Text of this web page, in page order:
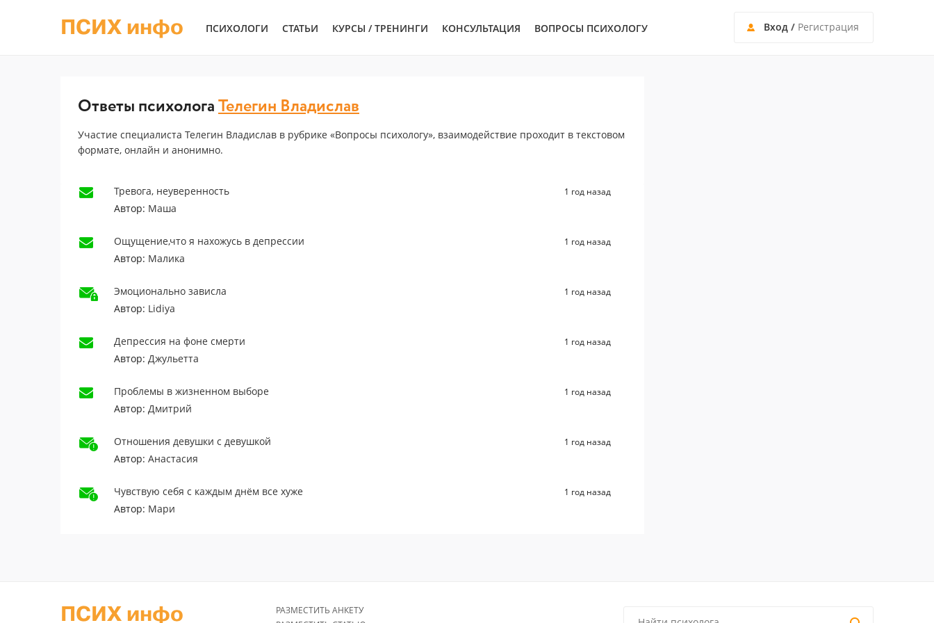
ПСИХ инфо ПСИХОЛОГИ СТАТЬИ КУРСЫ / ТРЕНИНГИ КОНСУЛЬТАЦИЯ ВОПРОСЫ ПСИХОЛОГУ Вход / Регистрация
Ответы психологаТелегин Владислав
Участие специалиста Телегин Владислав в рубрике «Вопросы психологу», взаимодействие проходит в текстовом
формате, онлайн и анонимно.
Тревога, неуверенность
Автор: Маша
1 год назад
Ощущение,что я нахожусь в депрессии
Автор: Малика
1 год назад
Эмоционально зависла
Автор: Lidiya
1 год назад
Депрессия на фоне смерти
Автор: Джульетта
1 год назад
Проблемы в жизненном выборе
Автор: Дмитрий
1 год назад
Отношения девушки с девушкой
Автор: Анастасия
1 год назад
Чувствую себя с каждым днём все хуже
Автор: Мари
1 год назад
ПСИХ инфо
РАЗМЕСТИТЬ АНКЕТУ